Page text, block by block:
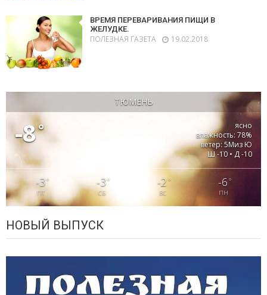
ВРЕМЯ ПЕРЕВАРИВАНИЯ ПИЩИ В
ЖЕЛУДКЕ.
ПОЛЕЗНАЯ ГАЗЕТА 19.02.2018
ТЮМЕНЬ
-8°
ясно
влажность: 78%
ветер: 5Миз Ю
Ш -10 • Д -10
-3°
ПТ
-3°
СБ
-2 °
ВС
-6 °
ПН
НОВЫЙ ВЫПУСК